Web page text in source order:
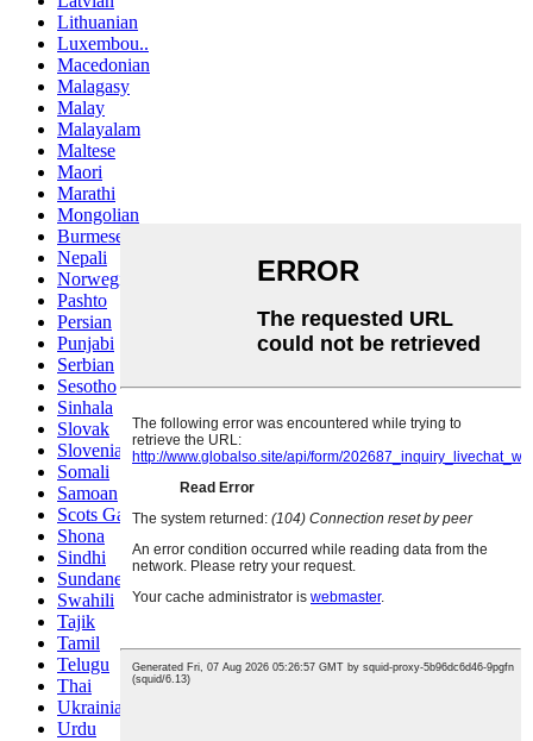
Lithuanian
Luxembou..
Macedonian
Malagasy
Malay
Malayalam
Maltese
Maori
Marathi
Mongolian
Burmese
Nepali
Norwegian
Pashto
Persian
Punjabi
Serbian
Sesotho
Sinhala
Slovak
Slovenian
Somali
Samoan
Scots Gaelic
Shona
Sindhi
Sundanese
Swahili
Tajik
Tamil
Telugu
Thai
Ukrainian
Urdu